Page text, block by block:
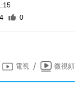
0
電視 / 微視頻